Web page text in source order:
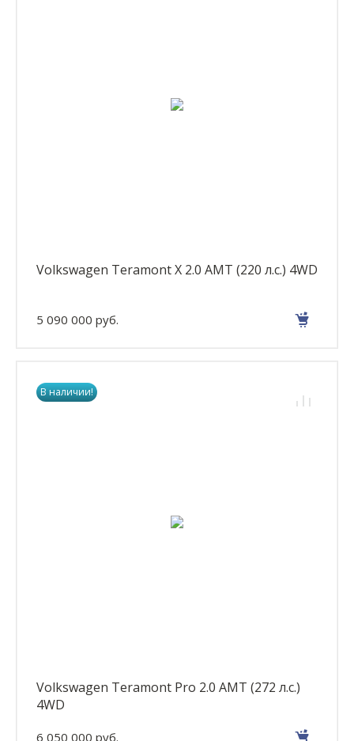
Volkswagen Teramont X 2.0 AMT (220 л.с.) 4WD
5 090 000 руб.
В наличии!
Volkswagen Teramont Pro 2.0 AMT (272 л.с.)
4WD
6 050 000 руб.